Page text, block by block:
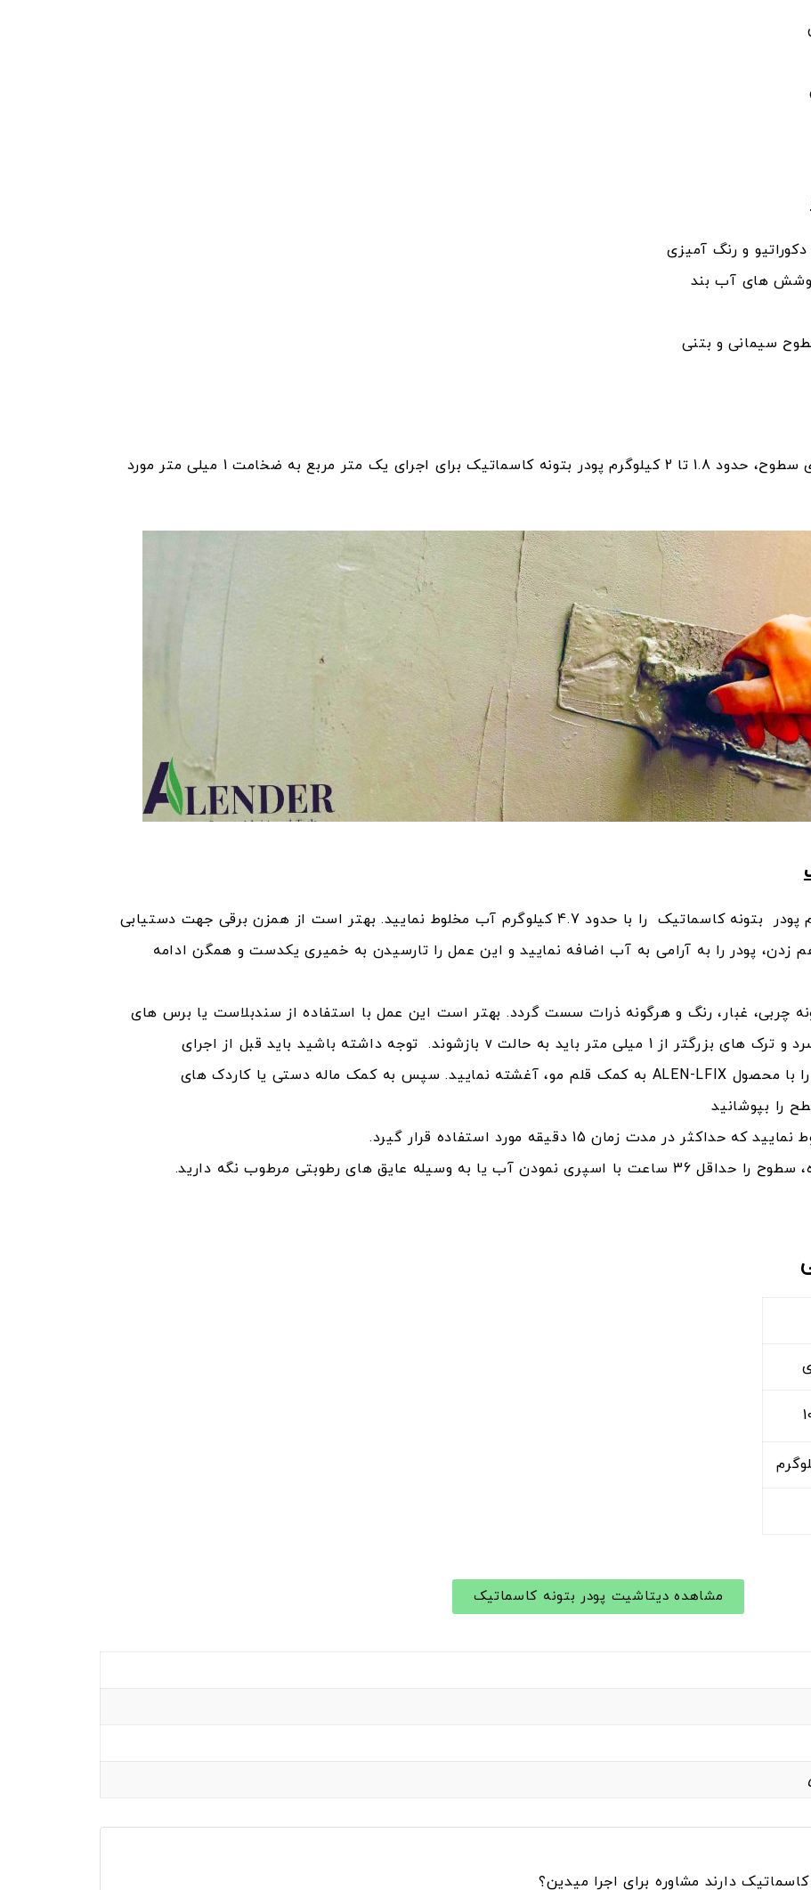
و رنگ آمیزی
پوشش های آب بند
سیمانی و بتنی
1.8 تا 2 کیلوگرم پودر بتونه کاسماتیک
برای اجرای یک متر مربع به ضخامت 1 میلی متر مورد
، 25 کیلوگرم پودر بتونه کاسماتیک را با حدود 4.7 کیلوگرم آب مخلوط نمایید. بهتر است از همزن برقی جهت دستیابی
پودر را به آرامی به آب اضافه نمایید و این عمل را تارسیدن به خمیری یکدست و همگن ادامه
چربی، غبار، رنگ و هرگونه ذرات سست گردد. بهتر است این عمل با استفاده از سندبلاست یا برس های
سیمی برقی انجام پذیرد. تمامی درز های سرد و ترک های بزرگتر از 1 میلی متر باید به حالت v بازشوند. توجه داشته باشید باید قبل از اجرای
ALEN-RECOVER ، تمامی سطوح موردنظر را با محصول ALEN-LFIX به کمک قلم مو، آغشته نمایید. سپس به کمک ماله دستی یا کاردک های
را بپوشانید
در مدت زمان 15 دقیقه مورد استفاده قرار گیرد.
عایق های رطوبتی مرطوب نگه دارید.
مشاهده دیتاشیت پودر بتونه کاسماتیک
دارند مشاوره برای اجرا میدین؟